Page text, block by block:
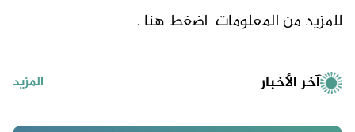
للمزيد من المعلومات اضغط هنا .
آخر الأخبار المزيد